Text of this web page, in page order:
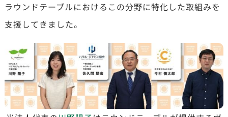
ラウンドテーブルにおけるこの分野に特化した取組みを
支援してきました。